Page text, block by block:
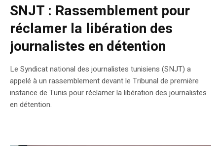
SNJT : Rassemblement pour
réclamer la libération des
journalistes en détention
Le Syndicat national des journalistes tunisiens (SNJT) a
appelé à un rassemblement devant le Tribunal de première
instance de Tunis pour réclamer la libération des journalistes
en détention.